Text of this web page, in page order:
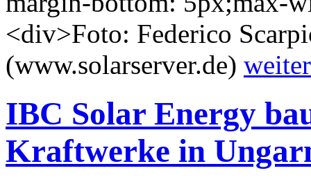
<div>Foto: Federico
(www.solarserver.de) weiter
IBC Solar Energy
Kraftwerke in